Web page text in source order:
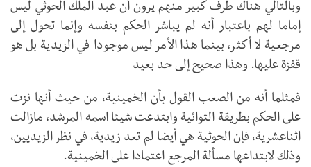
وبالتالي هناك طرف كبير منهم يرون أن عبد الملك الحوثي ليس
إماما لهم باعتبار أنه لم يباشر الحكم بنفسه وإنما تحول إلى
مرجعية لا أكثر، بينما هذا الأمر ليس موجودا في الزيدية بل هو
قفزة عليها. وهذا صحيح إلى حد بعيد
فمثلما أنه من الصعب القول بأن الخمينية، من حيث أنها نزت
على الحكم بطريقة التوائية وابتدعت شيئا اسمه المرشد، مازالت
اثناعشرية، فإن الحوثية هي أيضا لم تعد زيدية، في نظر الزيديين،
وذلك لابتداعها مسألة المرجع اعتمادا على الخمينية.